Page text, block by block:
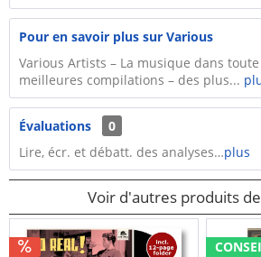
Pour en savoir plus sur Various
Various Artists – La musique dans
meilleures compilations – des plus...
Évaluations
0
Lire, écr. et débatt. des analyses…plus
Voir d'autres produits